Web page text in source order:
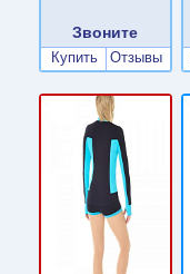
Звоните
Купить Отзывы